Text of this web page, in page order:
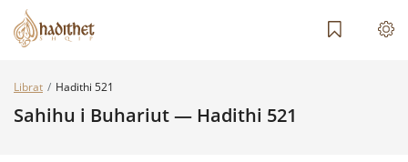
Librat Hadithi 521
Sahihu i Buhariut — Hadithi 521